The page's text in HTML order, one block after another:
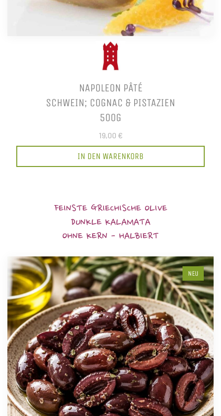
NAPOLEON PÂTÉ
SCHWEIN; COGNAC & PISTAZIEN
500G
19,00 €
IN DEN WARENKORB
FEINSTE GRIECHISCHE OLIVE
DUNKLE KALAMATA
OHNE KERN - HALBIERT
NEU